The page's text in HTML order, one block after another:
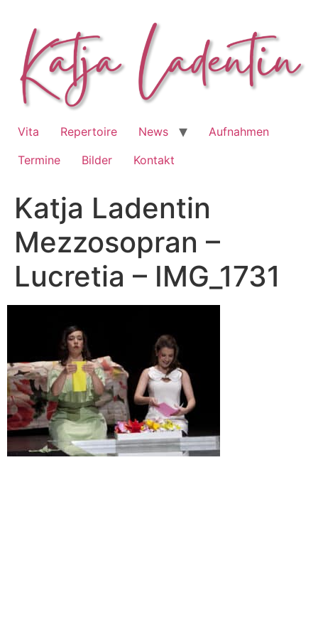
springen
Vita Repertoire News
Aufnahmen
Termine
Bilder Kontakt
Katja Ladentin
Mezzosopran –
Lucretia – IMG_1731